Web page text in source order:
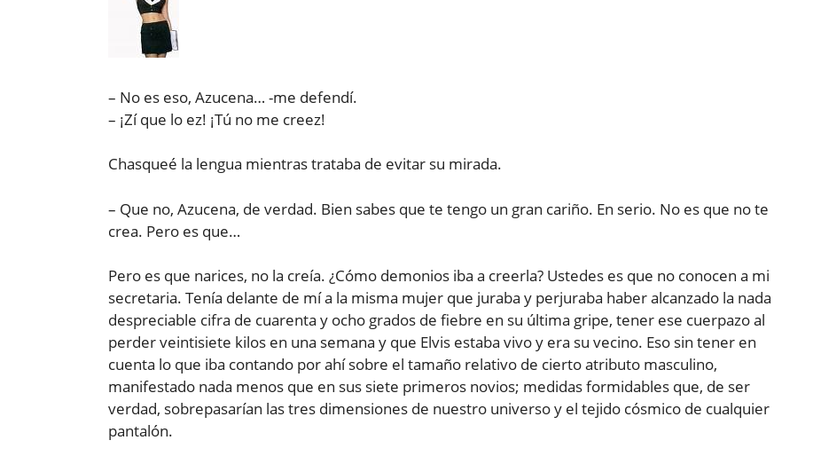
– No es eso, Azucena… -me defendí.
– ¡Zí que lo ez! ¡Tú no me creez!
Chasqueé la lengua mientras trataba de evitar su mirada.
– Que no, Azucena, de verdad. Bien sabes que te tengo un gran cariño. En serio. No es que no te
crea. Pero es que…
Pero es que narices, no la creía. ¿Cómo demonios iba a creerla? Ustedes es que no conocen a mi
secretaria. Tenía delante de mí a la misma mujer que juraba y perjuraba haber alcanzado la nada
despreciable cifra de cuarenta y ocho grados de fiebre en su última gripe, tener ese cuerpazo al
perder veintisiete kilos en una semana y que Elvis estaba vivo y era su vecino. Eso sin tener en
cuenta lo que iba contando por ahí sobre el tamaño relativo de cierto atributo masculino,
manifestado nada menos que en sus siete primeros novios; medidas formidables que, de ser
verdad, sobrepasarían las tres dimensiones de nuestro universo y el tejido cósmico de cualquier
pantalón.